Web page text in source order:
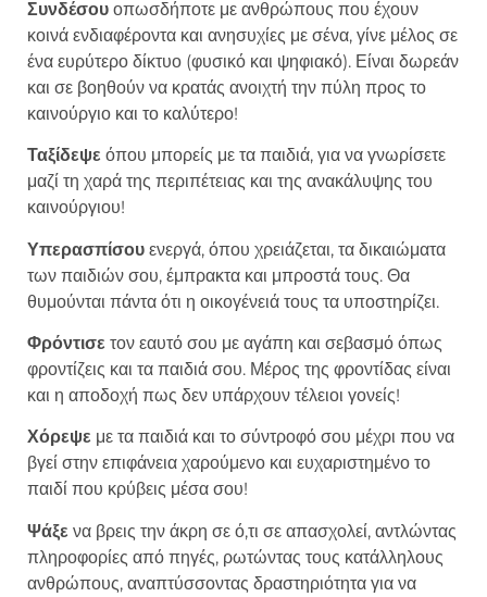
Συνδέσου οπωσδήποτε με ανθρώπους που έχουν
κοινά ενδιαφέροντα και ανησυχίες με σένα, γίνε μέλος σε
ένα ευρύτερο δίκτυο (φυσικό και ψηφιακό). Είναι δωρεάν
και σε βοηθούν να κρατάς ανοιχτή την πύλη προς το
καινούργιο και το καλύτερο!
Ταξίδεψε όπου μπορείς με τα παιδιά, για να γνωρίσετε
μαζί τη χαρά της περιπέτειας και της ανακάλυψης του
καινούργιου!
Υπερασπίσου ενεργά, όπου χρειάζεται, τα δικαιώματα
των παιδιών σου, έμπρακτα και μπροστά τους. Θα
θυμούνται πάντα ότι η οικογένειά τους τα υποστηρίζει.
Φρόντισε τον εαυτό σου με αγάπη και σεβασμό όπως
φροντίζεις και τα παιδιά σου. Μέρος της φροντίδας είναι
και η αποδοχή πως δεν υπάρχουν τέλειοι γονείς!
Χόρεψε με τα παιδιά και το σύντροφό σου μέχρι που να
βγεί στην επιφάνεια χαρούμενο και ευχαριστημένο το
παιδί που κρύβεις μέσα σου!
Ψάξε να βρεις την άκρη σε ό,τι σε απασχολεί, αντλώντας
πληροφορίες από πηγές, ρωτώντας τους κατάλληλους
ανθρώπους, αναπτύσσοντας δραστηριότητα για να